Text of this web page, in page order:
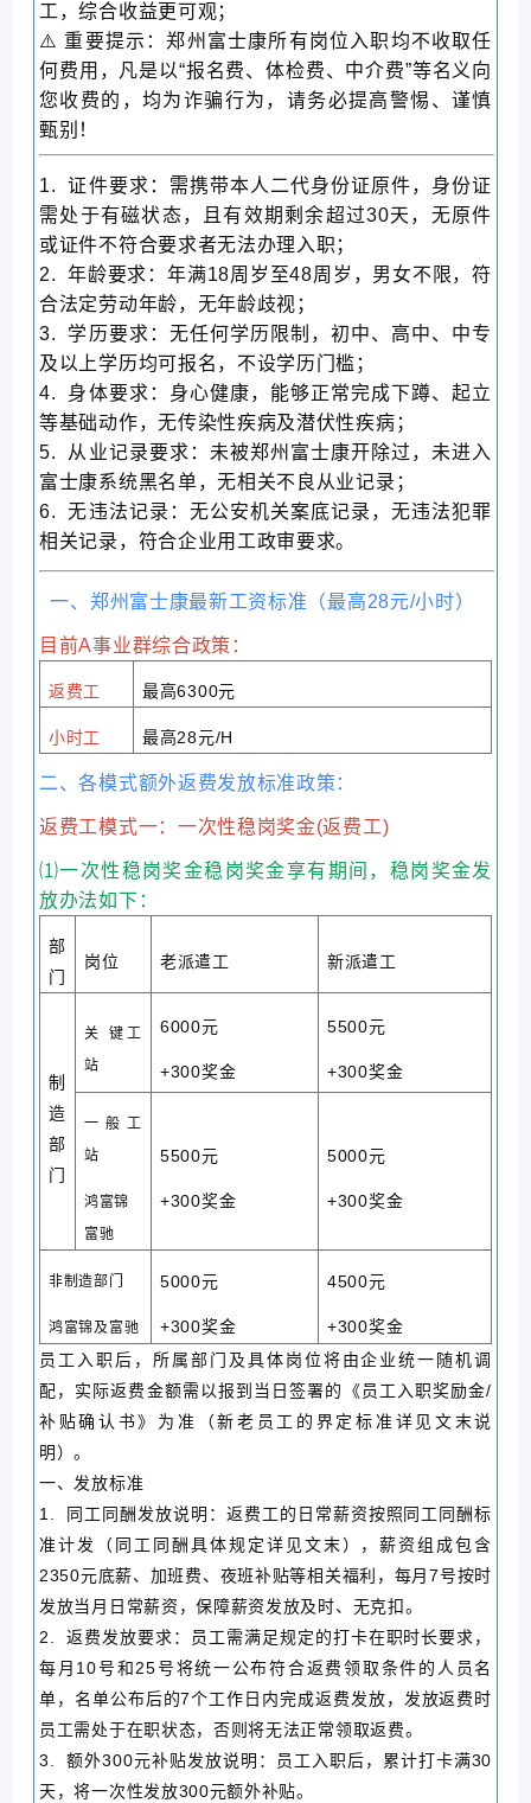
工，综合收益更可观；
⚠️ 重要提示：郑州富士康所有岗位入职均不收取任
何费用，凡是以“报名费、体检费、中介费”等名义向
您收费的，均为诈骗行为，请务必提高警惕、谨慎
甄别！
1. 证件要求：需携带本人二代身份证原件，身份证
需处于有磁状态，且有效期剩余超过30天，无原件
或证件不符合要求者无法办理入职；
2. 年龄要求：年满18周岁至48周岁，男女不限，符
合法定劳动年龄，无年龄歧视；
3. 学历要求：无任何学历限制，初中、高中、中专
及以上学历均可报名，不设学历门槛；
4. 身体要求：身心健康，能够正常完成下蹲、起立
等基础动作，无传染性疾病及潜伏性疾病；
5. 从业记录要求：未被郑州富士康开除过，未进入
富士康系统黑名单，无相关不良从业记录；
6. 无违法记录：无公安机关案底记录，无违法犯罪
相关记录，符合企业用工政审要求。
一、郑州富士康最新工资标准（最高28元/小时）
目前A事业群综合政策：
返费工 最高6300元
小时工 最高28元/H
二、各模式额外返费发放标准政策：
返费工模式一：一次性稳岗奖金(返费工)
⑴一次性稳岗奖金稳岗奖金享有期间，稳岗奖金发
放办法如下：
部
门
岗位 老派遣工 新派遣工
制
造
部
门
关 键工
站
6000元
+300奖金
5500元
+300奖金
一般工
站
鸿富锦
富驰
5500元
+300奖金
5000元
+300奖金
非制造部门
鸿富锦及富驰
5000元
+300奖金
4500元
+300奖金
员工入职后，所属部门及具体岗位将由企业统一随机调
配，实际返费金额需以报到当日签署的《员工入职奖励金/
补贴确认书》为准（新老员工的界定标准详见文末说
明）。
一、发放标准
1. 同工同酬发放说明：返费工的日常薪资按照同工同酬标
准计发（同工同酬具体规定详见文末），薪资组成包含
2350元底薪、加班费、夜班补贴等相关福利，每月7号按时
发放当月日常薪资，保障薪资发放及时、无克扣。
2. 返费发放要求：员工需满足规定的打卡在职时长要求，
每月10号和25号将统一公布符合返费领取条件的人员名
单，名单公布后的7个工作日内完成返费发放，发放返费时
员工需处于在职状态，否则将无法正常领取返费。
3. 额外300元补贴发放说明：员工入职后，累计打卡满30
天，将一次性发放300元额外补贴。